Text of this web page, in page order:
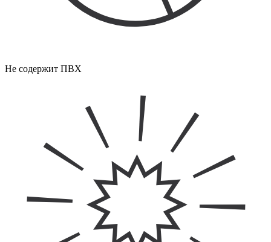
Не содержит ПВХ